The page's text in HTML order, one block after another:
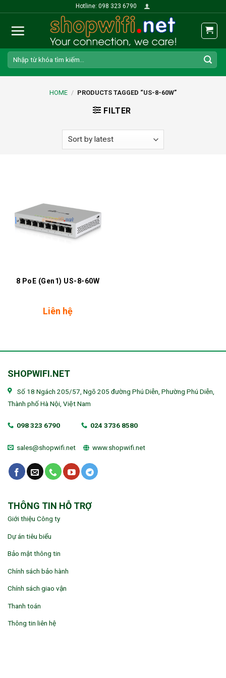
content
Hotline: 098 323 6790
Search
for:
HOME / PRODUCTS TAGGED “US-8-60W”
FILTER
8 PoE (Gen1) US-8-60W
Liên hệ
SHOPWIFI.NET
Số 18 Ngách 205/57, Ngõ 205 đường Phú Diễn, Phường Phú Diễn,
Thành phố Hà Nội, Việt Nam
098 323 6790 024 3736 8580
sales@shopwifi.net www.shopwifi.net
THÔNG TIN HỖ TRỢ
Giới thiệu Công ty
Dự án tiêu biểu
Bảo mật thông tin
Chính sách bảo hành
Chính sách giao vận
Thanh toán
Thông tin liên hệ